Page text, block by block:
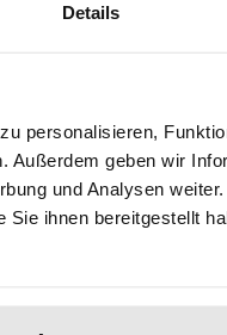
Details
personalisieren,
geben wir
und Analysen
ihnen bereitgestellt
Angaben
der